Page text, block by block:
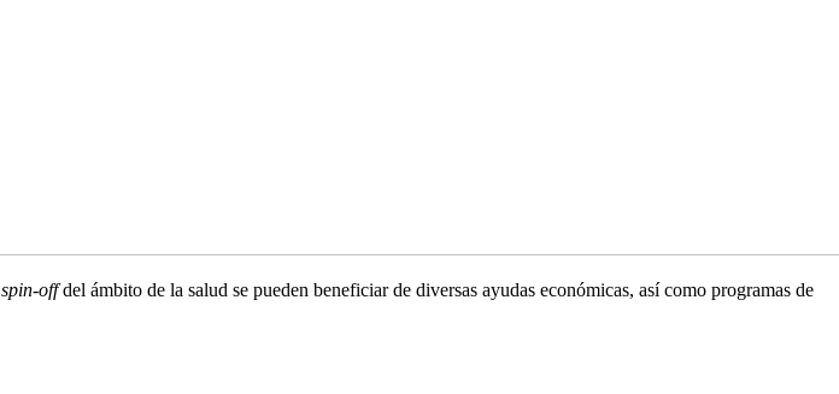
spin-offdel ámbito de la salud se pueden beneficiar de diversas ayudas económicas, así como programas de